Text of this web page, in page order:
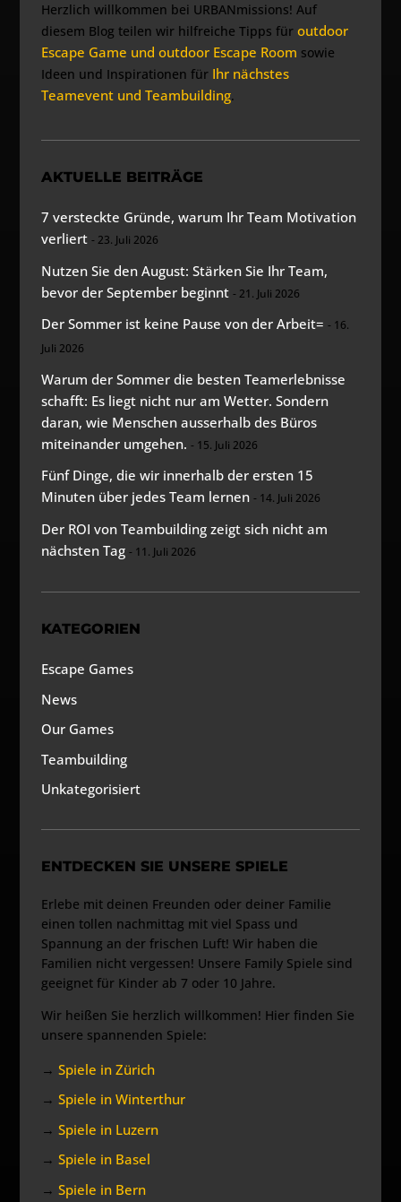
Herzlich willkommen bei URBANmissions! Auf
diesem Blog teilen wir hilfreiche Tipps füroutdoor
Escape Game und outdoor Escape Room sowie
Ideen und Inspirationen für Ihr nächstes
Teamevent und Teambuilding.
AKTUELLE BEITRÄGE
7 versteckte Gründe, warum Ihr Team Motivation
verliert
23. Juli 2026
Nutzen Sie den August: Stärken Sie Ihr Team,
bevor der September beginnt
21. Juli 2026
Der Sommer ist keine Pause von der Arbeit=
16.
Juli 2026
Warum der Sommer die besten Teamerlebnisse
schafft: Es liegt nicht nur am Wetter. Sondern
daran, wie Menschen ausserhalb des Büros
miteinander umgehen.
15. Juli 2026
Fünf Dinge, die wir innerhalb der ersten 15
Minuten über jedes Team lernen
14. Juli 2026
Der ROI von Teambuilding zeigt sich nicht am
nächsten Tag
11. Juli 2026
KATEGORIEN
Escape Games
News
Our Games
Teambuilding
Unkategorisiert
ENTDECKEN SIE UNSERE SPIELE
Erlebe mit deinen Freunden oder deiner Familie
einen tollen nachmittag mit viel Spass und
Spannung an der frischen Luft! Wir haben die
Familien nicht vergessen! Unsere Family Spiele sind
geeignet für Kinder ab 7 oder 10 Jahre.
Wir heißen Sie herzlich willkommen! Hier finden Sie
unsere spannenden Spiele:
→Spiele in Zürich
→Spiele in Winterthur
→Spiele in Luzern
→Spiele in Basel
→Spiele in Bern